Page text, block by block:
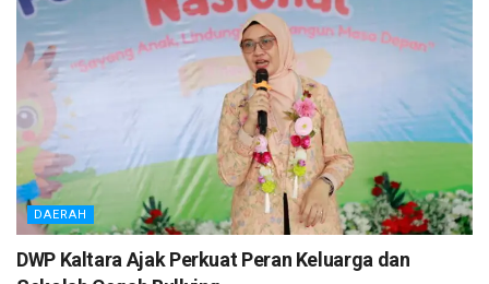
DAERAH
DWP Kaltara Ajak Perkuat Peran Keluarga dan